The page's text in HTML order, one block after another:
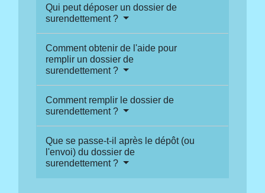
Qui peut déposer un dossier de
surendettement ?
Comment obtenir de l'aide pour
remplir un dossier de
surendettement ?
Comment remplir le dossier de
surendettement ?
Que se passe-t-il après le dépôt (ou
l'envoi) du dossier de
surendettement ?